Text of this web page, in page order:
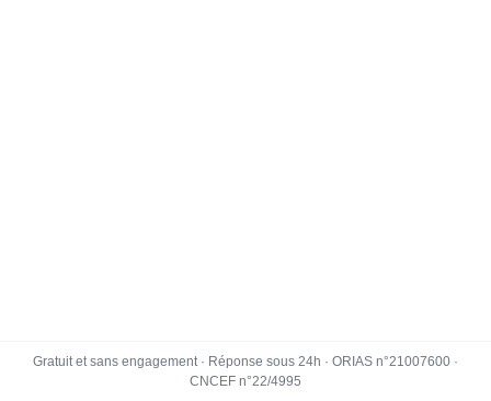
Gratuit et sans engagement · Réponse sous 24h · ORIAS n°21007600 ·
CNCEF n°22/4995